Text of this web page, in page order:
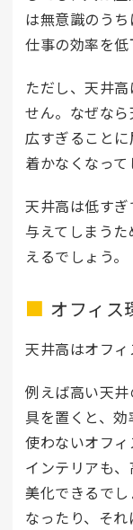
は無意識のう
仕事の効率を低
ただし、天井
せん。なぜな
広すぎること
着かなくなって
天井高は低す
与えてしまう
えるでしょう。
オフィス
天井高はオフィ
例えば高い天
具を置くと、
使わないオフ
インテリアも
美化できるで
なったり、そ